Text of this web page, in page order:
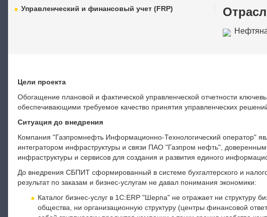
Управленческий и финансовый учет (FRP)
Цели проекта
Обогащение плановой и фактической управленческой отчетности
обеспечивающими требуемое качество принятия управленческих
Ситуация до внедрения
Компания "Газпромнефть Информационно-Технологический оператор"
интегратором инфраструктуры и связи ПАО "Газпром нефть",
инфраструктуры и сервисов для создания и развития единого
До внедрения СБПИТ сформированный в системе бухгалтерского и
результат по заказам и бизнес-услугам не давал понимания экономики:
Каталог бизнес-услуг в 1С:ERP "Шерпа" не отражает ни структуру
общества, ни организационную структуру (центры финансовой